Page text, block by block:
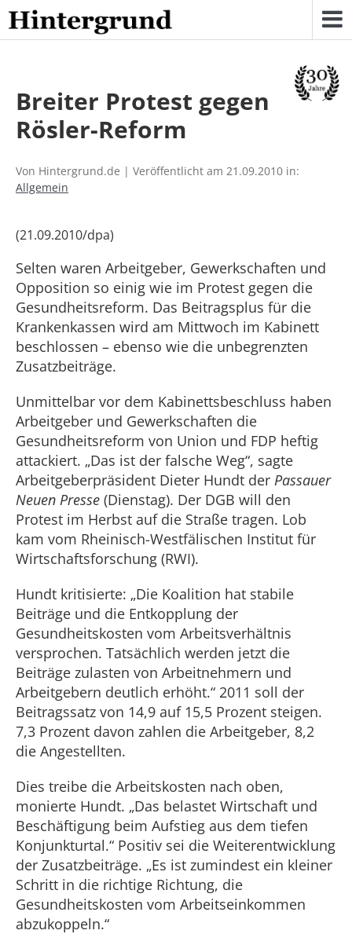
Skip
to
content
Breiter Protest gegen
Rösler-Reform
Von Hintergrund.de | Veröffentlicht am 21.09.2010 in:
Allgemein
(21.09.2010/dpa)
Selten waren Arbeitgeber, Gewerkschaften und
Opposition so einig wie im Protest gegen die
Gesundheitsreform. Das Beitragsplus für die
Krankenkassen wird am Mittwoch im Kabinett
beschlossen – ebenso wie die unbegrenzten
Zusatzbeiträge.
Unmittelbar vor dem Kabinettsbeschluss haben
Arbeitgeber und Gewerkschaften die
Gesundheitsreform von Union und FDP heftig
attackiert. „Das ist der falsche Weg“, sagte
Arbeitgeberpräsident Dieter Hundt der Passauer
Neuen Presse (Dienstag). Der DGB will den
Protest im Herbst auf die Straße tragen. Lob
kam vom Rheinisch-Westfälischen Institut für
Wirtschaftsforschung (RWI).
Hundt kritisierte: „Die Koalition hat stabile
Beiträge und die Entkopplung der
Gesundheitskosten vom Arbeitsverhältnis
versprochen. Tatsächlich werden jetzt die
Beiträge zulasten von Arbeitnehmern und
Arbeitgebern deutlich erhöht.“ 2011 soll der
Beitragssatz von 14,9 auf 15,5 Prozent steigen.
7,3 Prozent davon zahlen die Arbeitgeber, 8,2
die Angestellten.
Dies treibe die Arbeitskosten nach oben,
monierte Hundt. „Das belastet Wirtschaft und
Beschäftigung beim Aufstieg aus dem tiefen
Konjunkturtal.“ Positiv sei die Weiterentwicklung
der Zusatzbeiträge. „Es ist zumindest ein kleiner
Schritt in die richtige Richtung, die
Gesundheitskosten vom Arbeitseinkommen
abzukoppeln.“